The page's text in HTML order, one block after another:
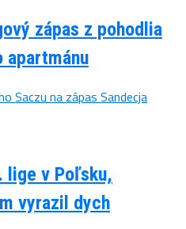
zápas z pohodlia
apartmánu
lige v Poľsku,
vyrazil dych